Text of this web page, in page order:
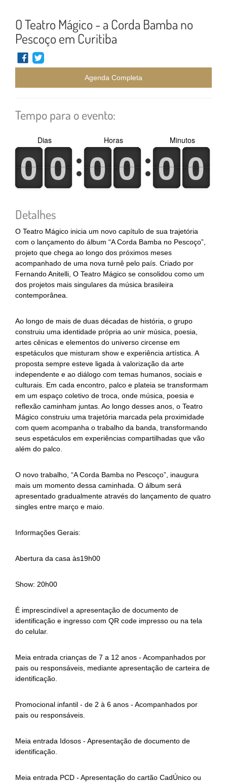
O Teatro Mágico - a Corda Bamba no
Pescoço em Curitiba
Agenda Completa
Tempo para o evento:
0
0
1
1 0
0
1
1
Dias
0
0
1
1 0
0
1
1
Horas
0
0
1
1 0
0
1
1
Minutos
Detalhes
O Teatro Mágico inicia um novo capítulo de sua trajetória
com o lançamento do álbum “A Corda Bamba no Pescoço”,
projeto que chega ao longo dos próximos meses
acompanhado de uma nova turnê pelo país. Criado por
Fernando Anitelli, O Teatro Mágico se consolidou como um
dos projetos mais singulares da música brasileira
contemporânea.
Ao longo de mais de duas décadas de história, o grupo
construiu uma identidade própria ao unir música, poesia,
artes cênicas e elementos do universo circense em
espetáculos que misturam show e experiência artística. A
proposta sempre esteve ligada à valorização da arte
independente e ao diálogo com temas humanos, sociais e
culturais. Em cada encontro, palco e plateia se transformam
em um espaço coletivo de troca, onde música, poesia e
reflexão caminham juntas. Ao longo desses anos, o Teatro
Mágico construiu uma trajetória marcada pela proximidade
com quem acompanha o trabalho da banda, transformando
seus espetáculos em experiências compartilhadas que vão
além do palco.
O novo trabalho, “A Corda Bamba no Pescoço”, inaugura
mais um momento dessa caminhada. O álbum será
apresentado gradualmente através do lançamento de quatro
singles entre março e maio.
Informações Gerais:
Abertura da casa às19h00
Show: 20h00
É imprescindível a apresentação de documento de
identificação e ingresso com QR code impresso ou na tela
do celular.
Meia entrada crianças de 7 a 12 anos - Acompanhados por
pais ou responsáveis, mediante apresentação de carteira de
identificação.
Promocional infantil - de 2 à 6 anos - Acompanhados por
pais ou responsáveis.
Meia entrada Idosos - Apresentação de documento de
identificação.
Meia entrada PCD - Apresentação do cartão CadÚnico ou